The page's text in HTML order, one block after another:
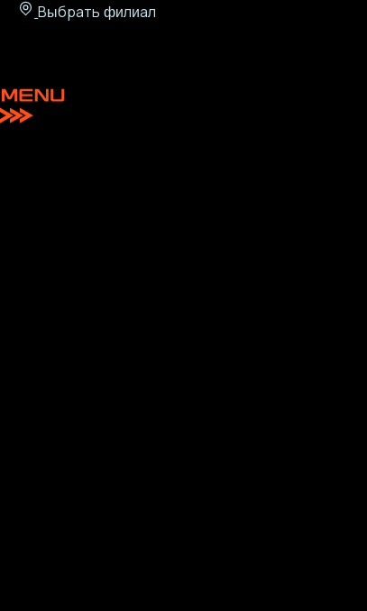
Выбрать филиал